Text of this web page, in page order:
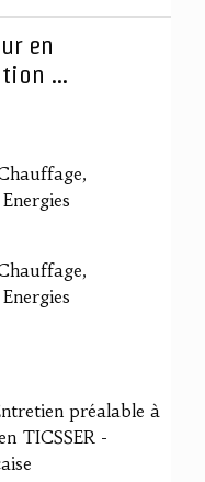
en
...
préalable à
TICSSER -